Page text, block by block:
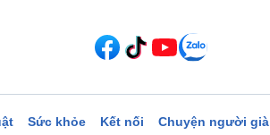
Sức khỏe Kết nối Chuyện người già